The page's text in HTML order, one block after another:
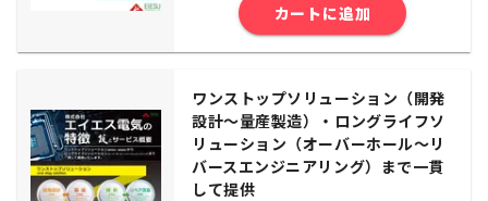
カートに追加
ワンストップソリューション（開発
設計〜量産製造）・ロングライフソ
リューション（オーバーホール〜リ
バースエンジニアリング）まで一貫
して提供